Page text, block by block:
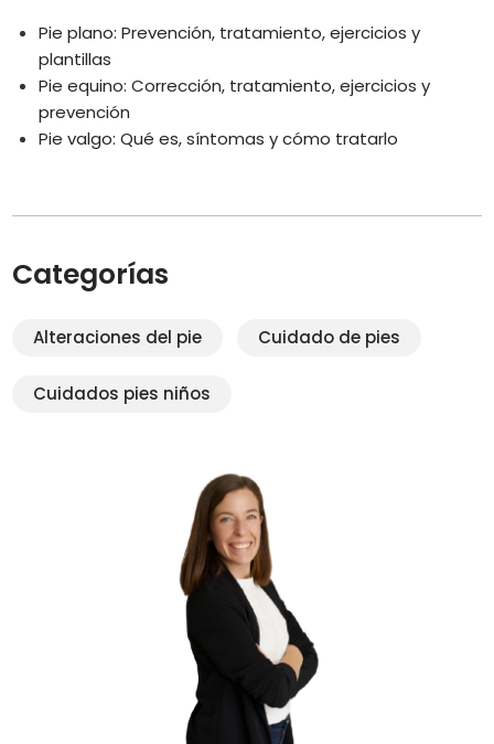
Pie plano: Prevención, tratamiento, ejercicios y
plantillas
Pie equino: Corrección, tratamiento, ejercicios y
prevención
Pie valgo: Qué es, síntomas y cómo tratarlo
Categorías
Alteraciones del pie Cuidado de pies
Cuidados pies niños